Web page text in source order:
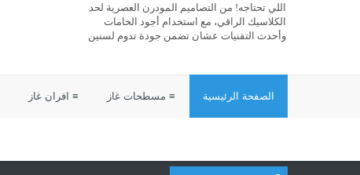
اللي تحتاجه! من التصاميم المودرن العصرية لحد
الكلاسيك الراقي، مع استخدام أجود الخامات
وأحدث التقنيات عشان تضمن جودة تدوم لسنين
الصفحة الرئيسية ≡ مسطحات غاز ≡ افران غاز